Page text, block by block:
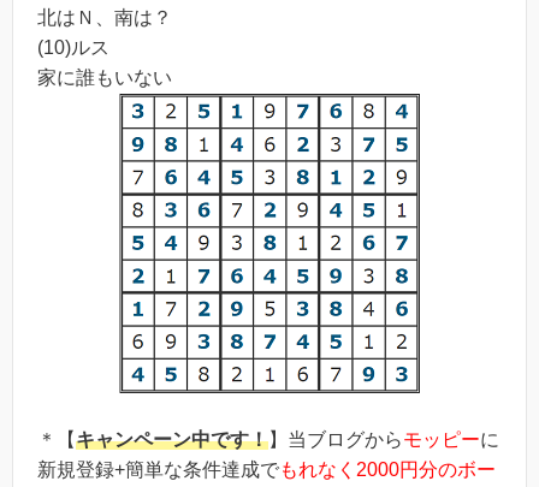
北はＮ、南は？
(10)ルス
家に誰もいない
＊【キャンペーン中です！】当ブログからモッピーに
新規登録+簡単な条件達成でもれなく2000円分のボー